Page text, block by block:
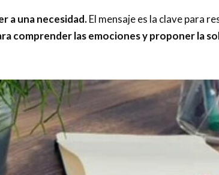
a una necesidad.El mensaje es la clave para
comprender las emociones y proponer la